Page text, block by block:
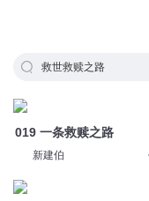
救世救赎之路
019 一条救赎之路
新建伯